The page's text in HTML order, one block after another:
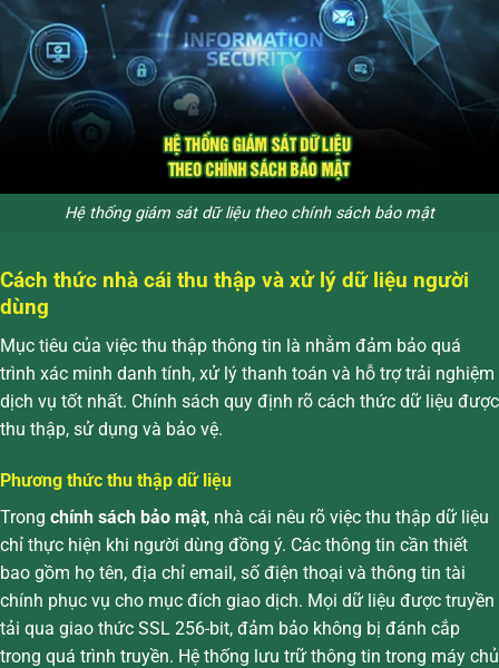
Hệ thống giám sát dữ liệu theo chính sách bảo mật
Cách thức nhà cái thu thập và xử lý dữ liệu người
dùng
Mục tiêu của việc thu thập thông tin là nhằm đảm bảo quá
trình xác minh danh tính, xử lý thanh toán và hỗ trợ trải nghiệm
dịch vụ tốt nhất. Chính sách quy định rõ cách thức dữ liệu được
thu thập, sử dụng và bảo vệ.
Phương thức thu thập dữ liệu
Trong chính sách bảo mật, nhà cái nêu rõ việc thu thập dữ liệu
chỉ thực hiện khi người dùng đồng ý. Các thông tin cần thiết
bao gồm họ tên, địa chỉ email, số điện thoại và thông tin tài
chính phục vụ cho mục đích giao dịch. Mọi dữ liệu được truyền
tải qua giao thức SSL 256-bit, đảm bảo không bị đánh cắp
trong quá trình truyền. Hệ thống lưu trữ thông tin trong máy chủ